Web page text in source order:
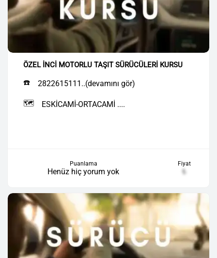
ÖZEL İNCİ MOTORLU TAŞIT SÜRÜCÜLERİ KURSU
☎️ 2822615111..(devamını gör)
🗺️ ESKİCAMİ-ORTACAMİ ....
Puanlama
Henüz hiç yorum yok
Fiyat
₺